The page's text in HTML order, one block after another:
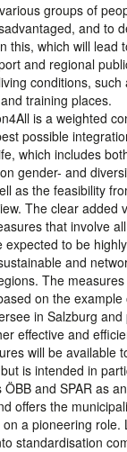
groups of
and to
this, which will lead
and regional
conditions,
training places.
is a weighted
possible
which includes
gender- and
as the feasibility
The clear added
that involve
expected to be
and
The
on the
in Salzburg
effective and
will be available
is intended in
and SPAR as
offers the
a pioneering role.
standardisation